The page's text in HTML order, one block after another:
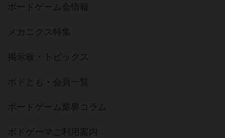
ボードゲーム会情報
メカニクス特集
掲示板・トピックス
ボドとも・会員一覧
ボードゲーム業界コラム
ボドゲーマご利用案内